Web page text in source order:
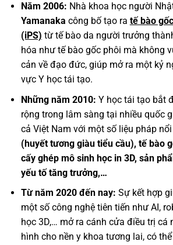
Năm 2006: Nhà khoa học người
Yamanaka công bố tạo ra tế bào
(iPS) từ tế bào da người trưởng
hóa như tế bào gốc phôi mà không
cản về đạo đức, giúp mở ra một kỷ
vực Y học tái tạo.
Những năm 2010: Y học tái tạo bắt
rộng trong lâm sàng tại nhiều quốc
cả Việt Nam với một số liệu pháp
(huyết tương giàu tiểu cầu), tế bào
cấy ghép mô sinh học in 3D, sản
yếu tố tăng trưởng,…
Từ năm 2020 đến nay: Sự kết hợp
một số công nghệ tiên tiến như AI,
học 3D,… mở ra cánh cửa điều trị cá
hình cho nền y khoa tương lai, có